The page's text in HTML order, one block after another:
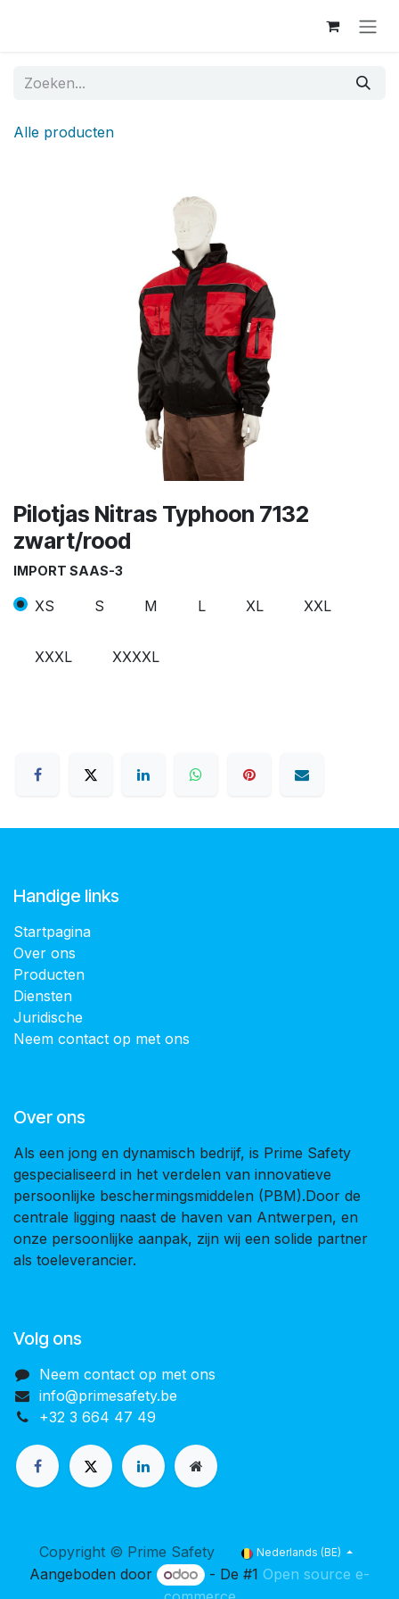
Alle producten
Pilotjas Nitras Typhoon 7132
zwart/rood
IMPORT SAAS-3
XS S M L XL XXL
XXXL XXXXL
Handige links
Startpagina
Over ons
Producten
Diensten
Juridische
Neem contact op met ons
Over ons
Als een jong en dynamisch bedrijf, is Prime Safety
gespecialiseerd in het verdelen van innovatieve
persoonlijke beschermingsmiddelen (PBM).Door de
centrale ligging naast de haven van Antwerpen, en
onze persoonlijke aanpak, zijn wij een solide partner
als toeleverancier.
Volg ons
Neem contact op met ons
info@primesafety.be
+32 3 664 47 49
Copyright © Prime Safety Nederlands (BE)
Aangeboden door - De #1Open source e-